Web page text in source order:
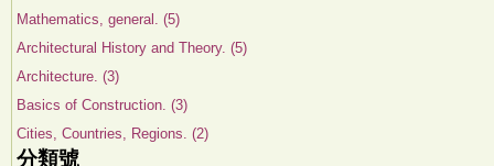
Mathematics, general. (5)
Architectural History and Theory. (5)
Architecture. (3)
Basics of Construction. (3)
Cities, Countries, Regions. (2)
分類號